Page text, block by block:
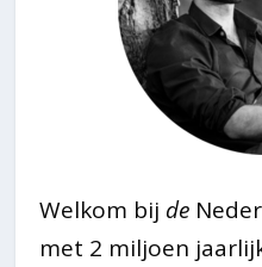
Welkom bij de
met 2 miljoen